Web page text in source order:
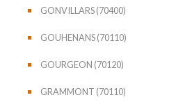
GONVILLARS (70400)
GOUHENANS (70110)
GOURGEON (70120)
GRAMMONT (70110)